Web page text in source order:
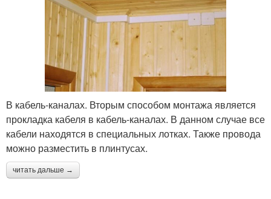
В кабель-каналах. Вторым способом монтажа является
прокладка кабеля в кабель-каналах. В данном случае все
кабели находятся в специальных лотках. Также провода
можно разместить в плинтусах.
читать дальше →